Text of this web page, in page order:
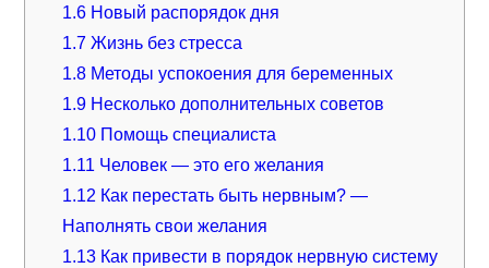
1.6Новый распорядок дня
1.7Жизнь без стресса
1.8Методы успокоения для беременных
1.9Несколько дополнительных советов
1.10Помощь специалиста
1.11 Человек — это его желания
1.12 Как перестать быть нервным? —
Наполнять свои желания
1.13Как привести в порядок нервную систему